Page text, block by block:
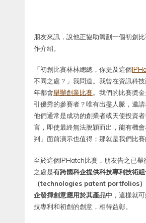
朋友來訊，說他正協助籌劃一個初創
作介紹。
「初創比賽林林總總，你提及這個
不同之處？」我問道。我曾在資訊科
年都會舉辦創業比賽。我們的比賽奬
引優秀的參賽者？唯有出盡人脈，邀請
他們通常是成功的創業者或天使投資
言，即使最終無法脫穎而出，能有機
判」面前演示也值得；那就是我們比賽
至於這個IPHatch比賽，朋友告之已舉
之處是有跨國科企提供科技專利技術
（technologies patent portfolios）
企發揮創意應用於其產品中 ，這樣就
技專利和初創的創意，相得益彰。